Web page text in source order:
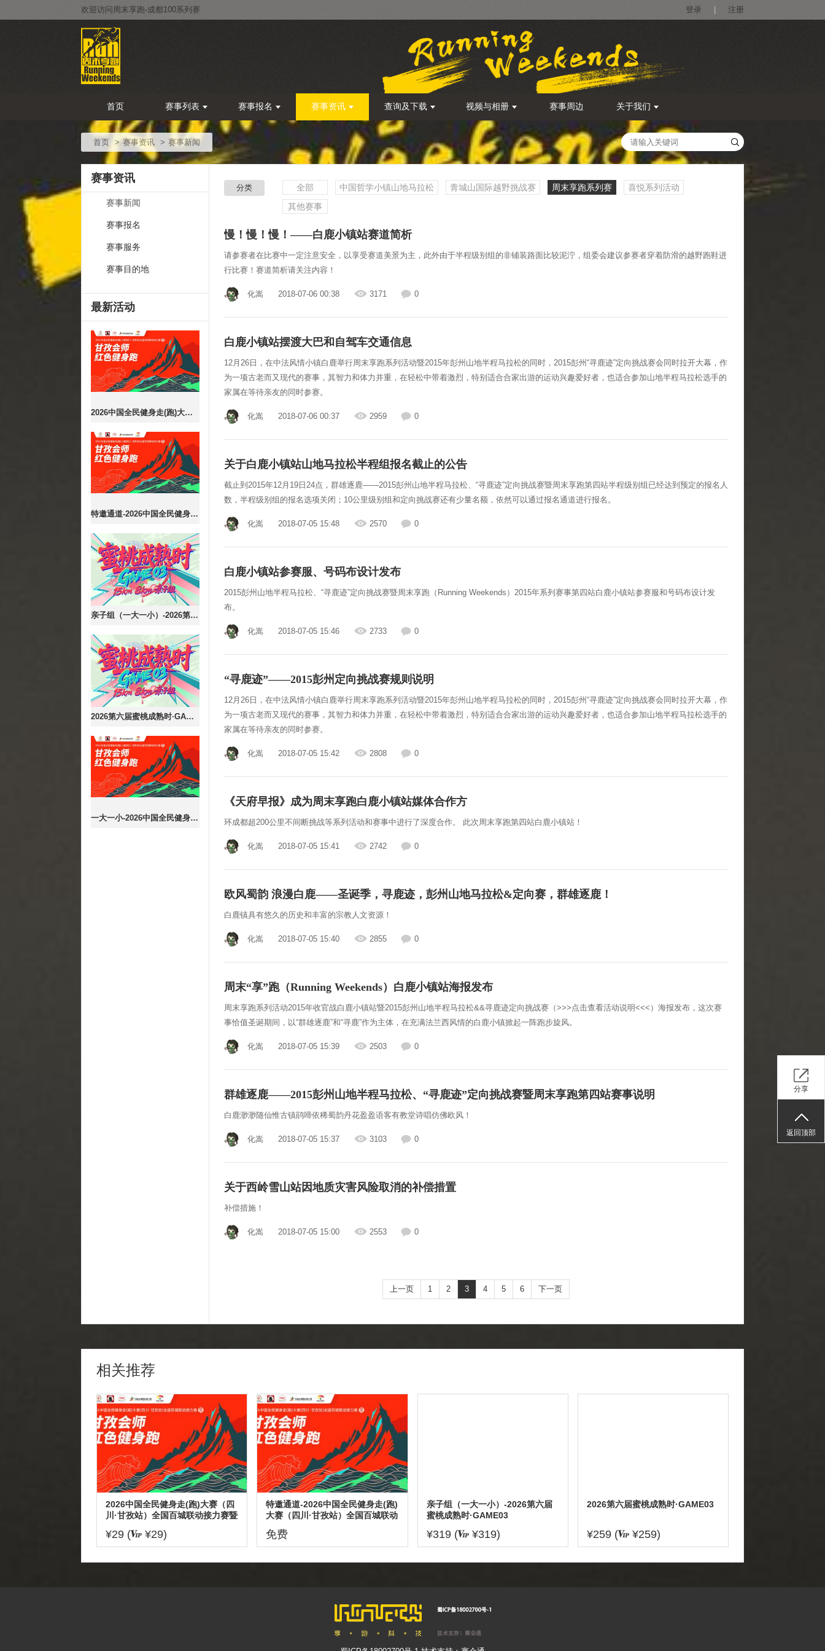
欢迎访问周末享跑-成都100系列赛 登录 注册
首页 赛事列表 赛事报名 赛事资讯 查询及下载 视频与相册 赛事周边 关于我们
首页 赛事资讯 赛事新闻
赛事资讯
赛事新闻
赛事报名
赛事服务
赛事目的地
最新活动
2026中国全民健身走(跑)大赛（四川·甘孜站）全国百城联动接力赛暨甘孜会师红色健身跑
特邀通道-2026中国全民健身走(跑)大赛（四川·甘孜站）全国百城联动接力赛暨甘孜会师红色健身跑
亲子组（一大一小）-2026第六届蜜桃成熟时·GAME03
2026第六届蜜桃成熟时·GAME03
一大一小-2026中国全民健身走(跑)大赛（四川·甘孜站）全国百城联动接力赛暨甘孜会师红色健身跑
分类 全部 中国哲学小镇山地马拉松 青城山国际越野挑战赛 周末享跑系列赛
喜悦系列活动
其他赛事
慢！慢！慢！——白鹿小镇站赛道简析
请参赛者在比赛中一定注意安全，以享受赛道美景为主，此外由于半程级别组的非铺装路面比较泥泞，组委会建议参赛者穿着防滑的越野跑鞋进
行比赛！赛道简析请关注内容！
化嵩 2018-07-06 00:38 3171 0
白鹿小镇站摆渡大巴和自驾车交通信息
12月26日，在中法风情小镇白鹿举行周末享跑系列活动暨2015年彭州山地半程马拉松的同时，2015彭州“寻鹿迹”定向挑战赛会同时拉开大幕，作
为一项古老而又现代的赛事，其智力和体力并重，在轻松中带着激烈，特别适合合家出游的运动兴趣爱好者，也适合参加山地半程马拉松选手的
家属在等待亲友的同时参赛。
化嵩 2018-07-06 00:37 2959 0
关于白鹿小镇站山地马拉松半程组报名截止的公告
截止到2015年12月19日24点，群雄逐鹿——2015彭州山地半程马拉松、“寻鹿迹”定向挑战赛暨周末享跑第四站半程级别组已经达到预定的报名人
数，半程级别组的报名选项关闭；10公里级别组和定向挑战赛还有少量名额，依然可以通过报名通道进行报名。
化嵩 2018-07-05 15:48 2570 0
白鹿小镇站参赛服、号码布设计发布
2015彭州山地半程马拉松、“寻鹿迹”定向挑战赛暨周末享跑（Running Weekends）2015年系列赛事第四站白鹿小镇站参赛服和号码布设计发
布。
化嵩 2018-07-05 15:46 2733 0
“寻鹿迹”——2015彭州定向挑战赛规则说明
12月26日，在中法风情小镇白鹿举行周末享跑系列活动暨2015年彭州山地半程马拉松的同时，2015彭州“寻鹿迹”定向挑战赛会同时拉开大幕，作
为一项古老而又现代的赛事，其智力和体力并重，在轻松中带着激烈，特别适合合家出游的运动兴趣爱好者，也适合参加山地半程马拉松选手的
家属在等待亲友的同时参赛。
化嵩 2018-07-05 15:42 2808 0
《天府早报》成为周末享跑白鹿小镇站媒体合作方
环成都超200公里不间断挑战等系列活动和赛事中进行了深度合作。 此次周末享跑第四站白鹿小镇站！
化嵩 2018-07-05 15:41 2742 0
欧风蜀韵 浪漫白鹿——圣诞季，寻鹿迹，彭州山地马拉松&定向赛，群雄逐鹿！
白鹿镇具有悠久的历史和丰富的宗教人文资源！
化嵩 2018-07-05 15:40 2855 0
周末“享”跑（Running Weekends）白鹿小镇站海报发布
周末享跑系列活动2015年收官战白鹿小镇站暨2015彭州山地半程马拉松&&寻鹿迹定向挑战赛（>>>点击查看活动说明<<<）海报发布，这次赛
事恰值圣诞期间，以“群雄逐鹿”和“寻鹿”作为主体，在充满法兰西风情的白鹿小镇掀起一阵跑步旋风。
化嵩 2018-07-05 15:39 2503 0
群雄逐鹿——2015彭州山地半程马拉松、“寻鹿迹”定向挑战赛暨周末享跑第四站赛事说明
白鹿渺渺随仙惟古镇鹃啼依稀蜀韵丹花盈盈语客有教堂诗唱仿佛欧风！
化嵩 2018-07-05 15:37 3103 0
关于西岭雪山站因地质灾害风险取消的补偿措置
补偿措施！
化嵩 2018-07-05 15:00 2553 0
上一页 1 2 3 4 5 6 下一页
相关推荐
2026中国全民健身走(跑)大赛（四
川·甘孜站）全国百城联动接力赛暨
¥29 ( ¥29)
特邀通道-2026中国全民健身走(跑)
大赛（四川·甘孜站）全国百城联动
免费
亲子组（一大一小）-2026第六届
蜜桃成熟时·GAME03
¥319 ( ¥319)
2026第六届蜜桃成熟时·GAME03
¥259 ( ¥259)
分享
返回顶部